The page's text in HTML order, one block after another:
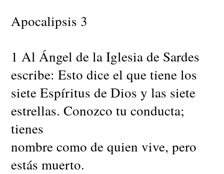
Apocalipsis 3
1 Al Ángel de la Iglesia de Sardes
escribe: Esto dice el que tiene los
siete Espíritus de Dios y las siete
estrellas. Conozco tu conducta;
tienes
nombre como de quien vive, pero
estás muerto.